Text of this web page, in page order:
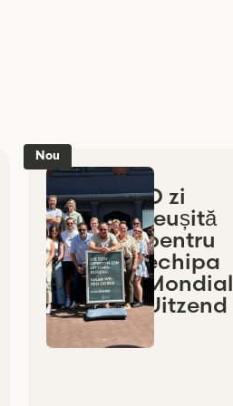
Nou
O zi
reușită
pentru
echipa
Mondial
Uitzend